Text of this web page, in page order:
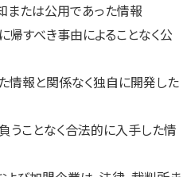
または公用であった情報
帰すべき事由によることなく公
情報と関係なく独自に開発した
うことなく合法的に入手した情